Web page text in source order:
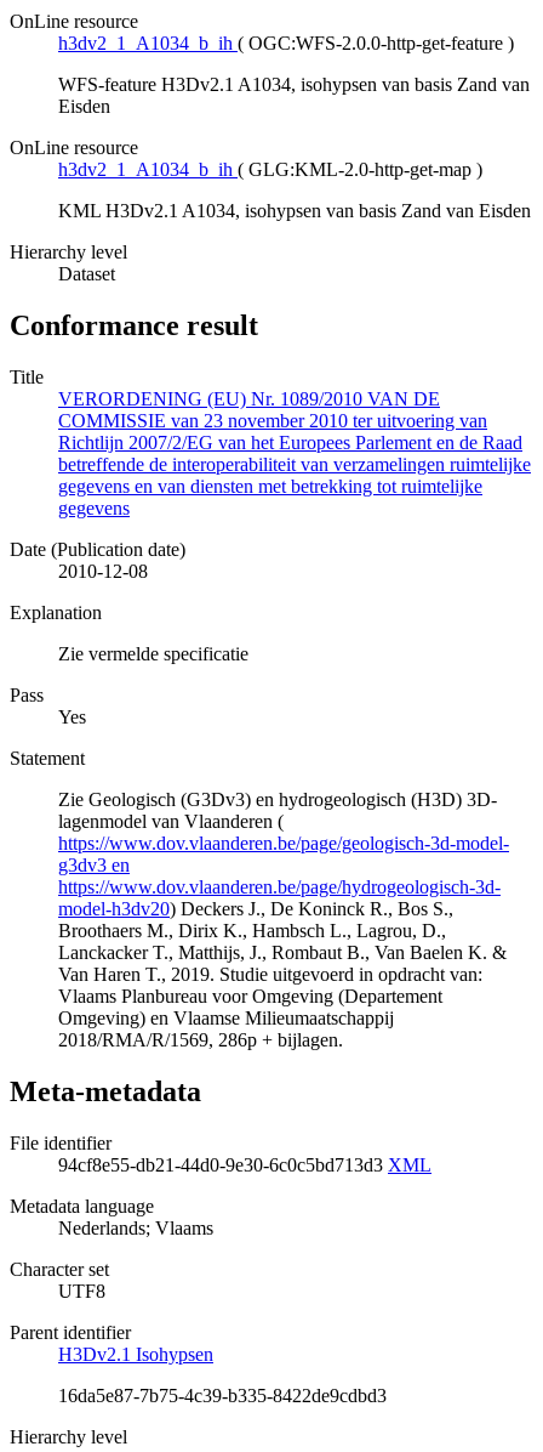
OnLine resource
h3dv2_1_A1034_b_ih ( OGC:WFS-2.0.0-http-get-feature )
WFS-feature H3Dv2.1 A1034, isohypsen van basis Zand van
Eisden
OnLine resource
h3dv2_1_A1034_b_ih ( GLG:KML-2.0-http-get-map )
KML H3Dv2.1 A1034, isohypsen van basis Zand van Eisden
Hierarchy level
Dataset
Conformance result
Title
VERORDENING (EU) Nr. 1089/2010 VAN DE
COMMISSIE van 23 november 2010 ter uitvoering van
Richtlijn 2007/2/EG van het Europees Parlement en de Raad
betreffende de interoperabiliteit van verzamelingen ruimtelijke
gegevens en van diensten met betrekking tot ruimtelijke
gegevens
Date (Publication date)
2010-12-08
Explanation
Zie vermelde specificatie
Pass
Yes
Statement
Zie Geologisch (G3Dv3) en hydrogeologisch (H3D) 3D-
lagenmodel van Vlaanderen (
https://www.dov.vlaanderen.be/page/geologisch-3d-model-
g3dv3 en
https://www.dov.vlaanderen.be/page/hydrogeologisch-3d-
model-h3dv20) Deckers J., De Koninck R., Bos S.,
Broothaers M., Dirix K., Hambsch L., Lagrou, D.,
Lanckacker T., Matthijs, J., Rombaut B., Van Baelen K. &
Van Haren T., 2019. Studie uitgevoerd in opdracht van:
Vlaams Planbureau voor Omgeving (Departement
Omgeving) en Vlaamse Milieumaatschappij
2018/RMA/R/1569, 286p + bijlagen.
Meta-metadata
File identifier
94cf8e55-db21-44d0-9e30-6c0c5bd713d3 XML
Metadata language
Nederlands; Vlaams
Character set
UTF8
Parent identifier
H3Dv2.1 Isohypsen
16da5e87-7b75-4c39-b335-8422de9cdbd3
Hierarchy level